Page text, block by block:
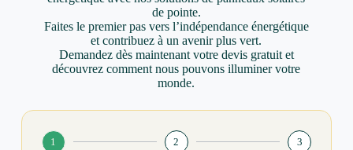
de pointe.
Faites le premier pas vers l’indépendance énergétique
et contribuez à un avenir plus vert.
Demandez dès maintenant votre devis gratuit et
découvrez comment nous pouvons illuminer votre
monde.
1 2 3